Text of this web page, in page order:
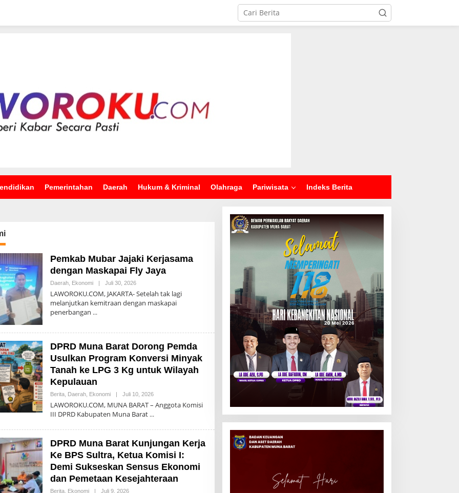
Pemerintahan Daerah Hukum & Kriminal Olahraga Pariwisata Indeks Berita
Pemkab Mubar Jajaki Kerjasama
dengan Maskapai Fly Jaya
Daerah, Ekonomi | Juli 30, 2026Oleh
Sanjaya
LAWOROKU.COM, JAKARTA- Setelah tak lagi
melanjutkan kemitraan dengan maskapai
penerbangan
DPRD Muna Barat Dorong Pemda
Usulkan Program Konversi Minyak
Tanah ke LPG 3 Kg untuk Wilayah
Kepulauan
Berita, Daerah, Ekonomi | Juli 10, 2026Oleh
Sanjaya
LAWOROKU.COM, MUNA BARAT – Anggota Komisi
III DPRD Kabupaten Muna Barat
DPRD Muna Barat Kunjungan Kerja
Ke BPS Sultra, Ketua Komisi I:
Demi Sukseskan Sensus Ekonomi
dan Pemetaan Kesejahteraan
Berita, Ekonomi | Juli 9, 2026Oleh